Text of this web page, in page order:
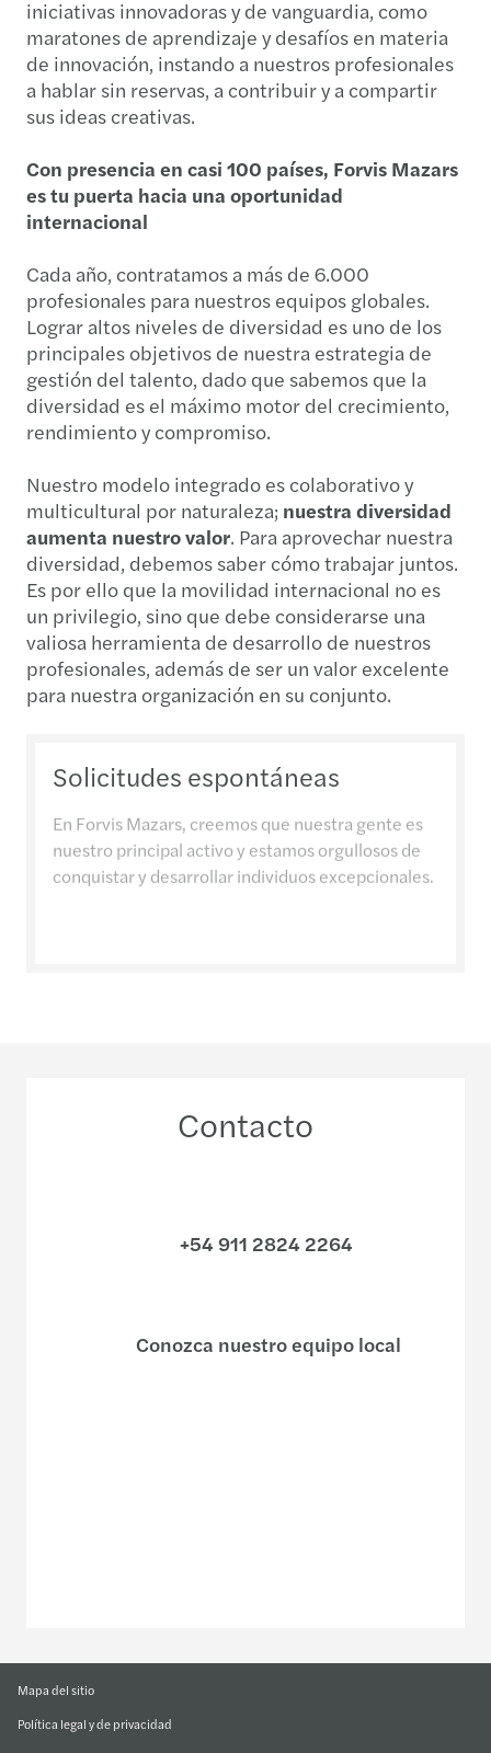
iniciativas innovadoras y de vanguardia, como
maratones de aprendizaje y desafíos en materia
de innovación, instando a nuestros profesionales
a hablar sin reservas, a contribuir y a compartir
sus ideas creativas.
Con presencia en casi 100 países, Forvis Mazars
es tu puerta hacia una oportunidad
internacional
Cada año, contratamos a más de 6.000
profesionales para nuestros equipos globales.
Lograr altos niveles de diversidad es uno de los
principales objetivos de nuestra estrategia de
gestión del talento, dado que sabemos que la
diversidad es el máximo motor del crecimiento,
rendimiento y compromiso.
Nuestro modelo integrado es colaborativo y
multicultural por naturaleza; nuestra diversidad
aumenta nuestro valor. Para aprovechar nuestra
diversidad, debemos saber cómo trabajar juntos.
Es por ello que la movilidad internacional no es
un privilegio, sino que debe considerarse una
valiosa herramienta de desarrollo de nuestros
profesionales, además de ser un valor excelente
para nuestra organización en su conjunto.
Solicitudes espontáneas
En Forvis Mazars, creemos que nuestra gente es
nuestro principal activo y estamos orgullosos de
conquistar y desarrollar individuos excepcionales.
Contacto
+54 911 2824 2264
Conozca nuestro equipo local
Mapa del sitio
Política legal y de privacidad